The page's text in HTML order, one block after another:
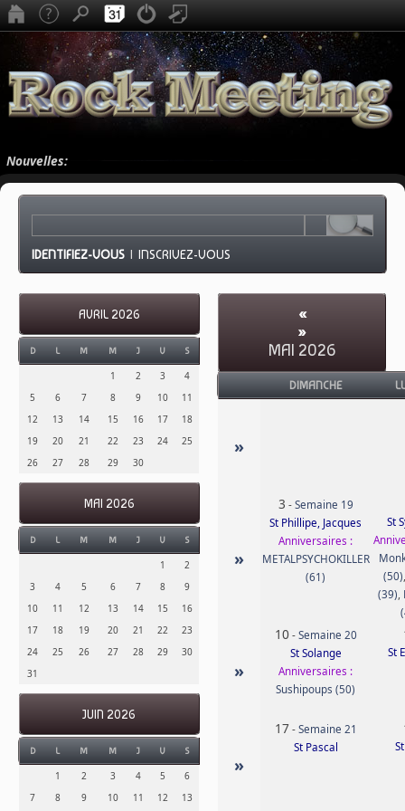
Nouvelles:
IDENTIFIEZ-VOUS |INSCRIVEZ-VOUS
AVRIL 2026
D L M M J V S
1 2 3
4
5
6 7 8 9 10
11
12
13 14 15 16 17
18
19
20 21 22 23 24
25
26
27 28 29 30
MAI 2026
D L M M J V S
1
2
3
4 5 6 7 8
9
10
11 12 13 14 15
16
17
18 19 20 21 22
23
24
25 26 27 28 29
30
31
JUIN 2026
D L M M J V S
1 2 3 4 5
6
7
8 9 10 11 12 13
«
»
MAI 2026
DIMANCHE
»
»
3 - Semaine 19
St Phillipe, Jacques
Anniversaires :
METALPSYCHOKILLER
(61)
St
(50)
(39)
»
10- Semaine 20
St Solange
Anniversaires :
Sushipoups (50)
St
»
17- Semaine 21
St Pascal